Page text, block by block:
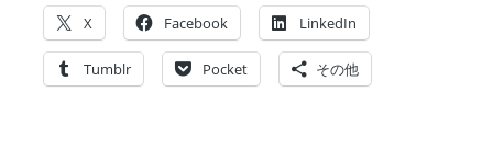
い
た
写
X Facebook LinkedIn
Tumblr Pocket その他